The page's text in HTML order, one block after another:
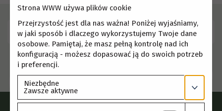
Skorzystaj z menu, aby wybrać inną stronę.
Strona WWW używa plików cookie
Przejrzystość jest dla nas ważna! Poniżej wyjaśniamy,
w jaki sposób i dlaczego wykorzystujemy Twoje dane
osobowe. Pamiętaj, że masz pełną kontrolę nad ich
konfiguracją - możesz dopasować ją do swoich potrzeb
i preferencji.
Niezbędne
Zawsze aktywne